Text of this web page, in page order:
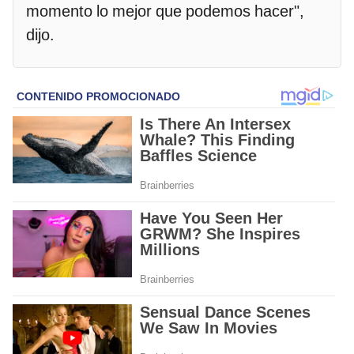
momento lo mejor que podemos hacer",
dijo.